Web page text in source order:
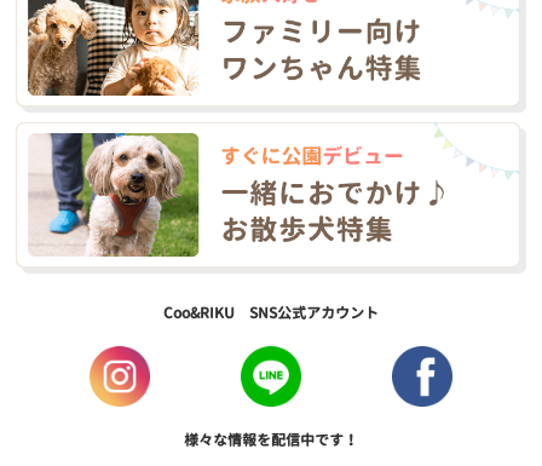
Coo&RIKU SNS公式アカウント
様々な情報を配信中です！